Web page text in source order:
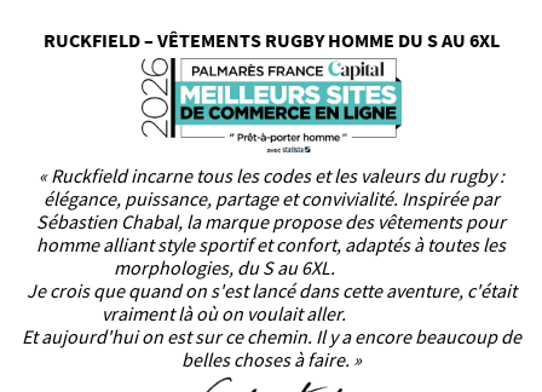
RUCKFIELD – VÊTEMENTS RUGBY HOMME DU S AU 6XL
« Ruckfield incarne tous les codes et les valeurs du rugby :
élégance, puissance, partage et convivialité. Inspirée par
Sébastien Chabal, la marque propose des vêtements pour
homme alliant style sportif et confort, adaptés à toutes les
morphologies, du S au 6XL.
Je crois que quand on s'est lancé dans cette aventure, c'était
vraiment là où on voulait aller.
Et aujourd'hui on est sur ce chemin. Il y a encore beaucoup de
belles choses à faire. »